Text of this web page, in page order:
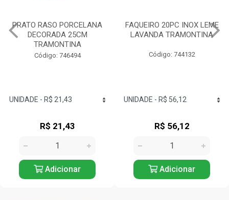
FAQUEIRO 20PC INOX LEME
LAVANDA TRAMONTINA
Código: 744132
R$ 56,12
Adicionar
TIGELA REDONDA
PORCELANA 10CM
Código: 744076
R$ 26,72
Adicionar